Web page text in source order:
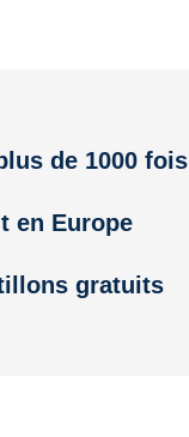
de 1000 fois
en Europe
gratuits